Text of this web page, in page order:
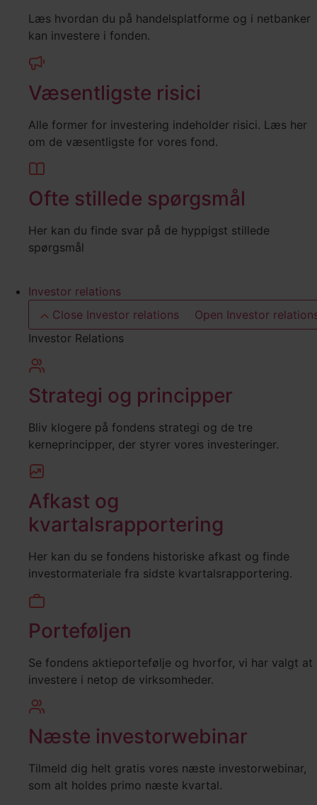
Læs hvordan du på handelsplatforme og i netbanker
kan investere i fonden.
Væsentligste risici
Alle former for investering indeholder risici. Læs her
om de væsentligste for vores fond.
Ofte stillede spørgsmål
Her kan du finde svar på de hyppigst stillede
spørgsmål
Investor relations
Close Investor relations
Open Investor
Investor Relations
Strategi og principper
Bliv klogere på fondens strategi og de tre
kerneprincipper, der styrer vores investeringer.
Afkast og
kvartalsrapportering
Her kan du se fondens historiske afkast og finde
investormateriale fra sidste kvartalsrapportering.
Porteføljen
Se fondens aktieportefølje og hvorfor, vi har valgt at
investere i netop de virksomheder.
Næste investorwebinar
Tilmeld dig helt gratis vores næste investorwebinar,
som alt holdes primo næste kvartal.